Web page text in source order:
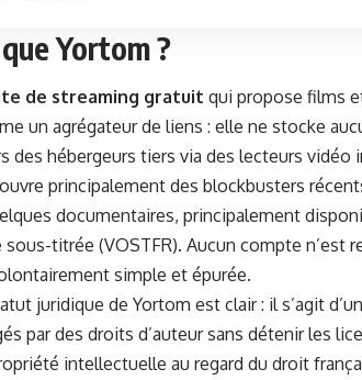
Yortom ?
de streaming gratuit qui propose films
un agrégateur de liens : elle ne stocke
des hébergeurs tiers via des lecteurs vidéo
principalement des blockbusters
documentaires, principalement
titrée (VOSTFR). Aucun compte n’est
simple et épurée.
juridique de Yortom est clair : il s’agit d’un
par des droits d’auteur sans détenir les
intellectuelle au regard du droit